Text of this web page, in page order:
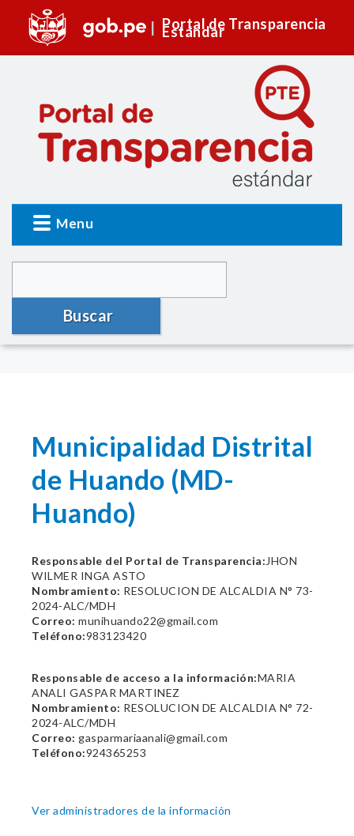
Portal de Transparencia
Estándar
Menu
Buscar
Municipalidad Distrital
de Huando (MD-
Huando)
Responsable del Portal de Transparencia: JHON
WILMER INGA ASTO
Nombramiento: RESOLUCION DE ALCALDIA N° 73-
2024-ALC/MDH
Correo: munihuando22@gmail.com
Teléfono:983123420
Responsable de acceso a la información:MARIA
ANALI GASPAR MARTINEZ
Nombramiento: RESOLUCION DE ALCALDIA N° 72-
2024-ALC/MDH
Correo: gasparmariaanali@gmail.com
Teléfono:924365253
Ver administradores de la información